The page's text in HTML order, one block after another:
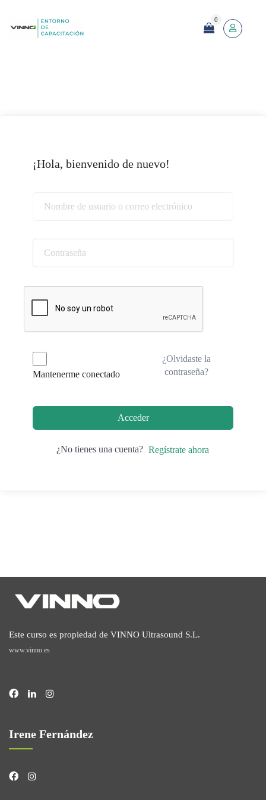
0
¡Hola, bienvenido de nuevo!
Mantenerme conectado
¿Olvidaste la
contraseña?
Acceder
¿No tienes una cuenta? Regístrate ahora
Este curso es propiedad de VINNO Ultrasound S.L.
www.vinno.es
Irene Fernández